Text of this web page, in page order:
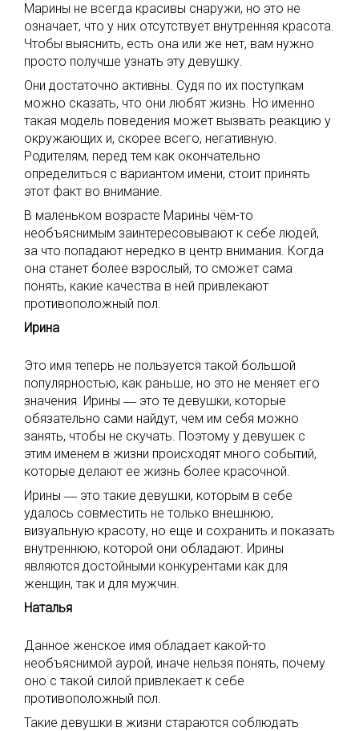
Марины не всегда красивы снаружи, но это не
означает, что у них отсутствует внутренняя красота.
Чтобы выяснить, есть она или же нет, вам нужно
просто получше узнать эту девушку.
Они достаточно активны. Судя по их поступкам
можно сказать, что они любят жизнь. Но именно
такая модель поведения может вызвать реакцию у
окружающих и, скорее всего, негативную.
Родителям, перед тем как окончательно
определиться с вариантом имени, стоит принять
этот факт во внимание.
В маленьком возрасте Марины чём-то
необъяснимым заинтересовывают к себе людей,
за что попадают нередко в центр внимания. Когда
она станет более взрослый, то сможет сама
понять, какие качества в ней привлекают
противоположный пол.
Ирина
Это имя теперь не пользуется такой большой
популярностью, как раньше, но это не меняет его
значения. Ирины ― это те девушки, которые
обязательно сами найдут, чем им себя можно
занять, чтобы не скучать. Поэтому у девушек с
этим именем в жизни происходят много событий,
которые делают ее жизнь более красочной.
Ирины ― это такие девушки, которым в себе
удалось совместить не только внешнюю,
визуальную красоту, но еще и сохранить и показать
внутреннюю, которой они обладают. Ирины
являются достойными конкурентами как для
женщин, так и для мужчин.
Наталья
Данное женское имя обладает какой-то
необъяснимой аурой, иначе нельзя понять, почему
оно с такой силой привлекает к себе
противоположный пол.
Такие девушки в жизни стараются соблюдать